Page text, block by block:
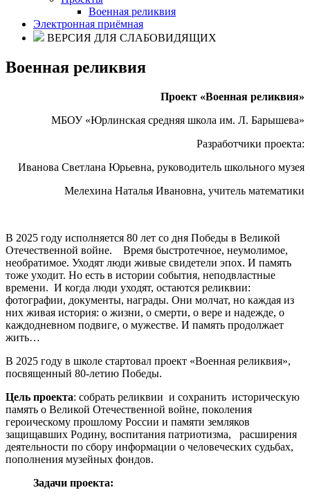
Военная реликвия
Электронная приёмная
ВЕРСИЯ ДЛЯ СЛАБОВИДЯЩИХ
Военная реликвия
Проект «Военная реликвия»
МБОУ «Юрлинская средняя школа им. Л. Барышева»
Разработчики проекта:
Иванова Светлана Юрьевна, руководитель школьного музея
Мелехина Наталья Ивановна, учитель математики
В 2025 году исполняется 80 лет со дня Победы в Великой
Отечественной войне. Время быстротечное, неумолимое,
необратимое. Уходят люди живые свидетели эпох. И память
тоже уходит. Но есть в истории события, неподвластные
времени. И когда люди уходят, остаются реликвии:
фотографии, документы, награды. Они молчат, но каждая из
них живая история: о жизни, о смерти, о вере и надежде, о
каждодневном подвиге, о мужестве. И память продолжает
жить…
В 2025 году в школе стартовал проект «Военная реликвия»,
посвященный 80-летию Победы.
Цель проекта: собрать реликвии и сохранить историческую
память о Великой Отечественной войне, поколения
героическому прошлому России и памяти земляков
защищавших Родину, воспитания патриотизма, расширения
деятельности по сбору информации о человеческих судьбах,
пополнения музейных фондов.
Задачи проекта: